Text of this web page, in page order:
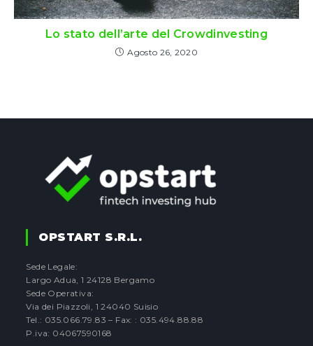
Lo stato dell’arte del Crowdinvesting
Agosto 26, 2020
OPSTART S.r.l.
Sede Legale:
Largo Adua, 1 24128 Bergamo
Sede Operativa:
Via dei Piazzoli, 1 24040 Suisio
Tel.: 035.066.79.83 – Fax: : 035.494.88.88
P.iva: 04067590168